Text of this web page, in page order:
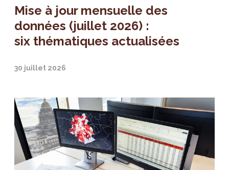
Mise à jour mensuelle des
données (juillet 2026) :
six thématiques actualisées
30 juillet 2026